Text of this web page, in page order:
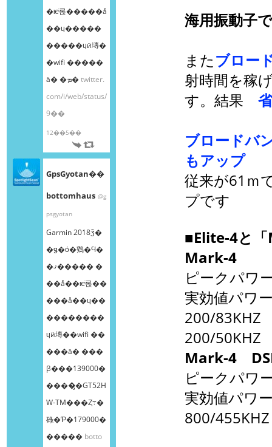
�ѥͥ롡�����å
��ɥ�����
�����ɥӥ塼�
�wifi �����
ä� �ܡ�twitter.
com/i/web/status/
9��
12��5��
GpsGyotan��
bottomhaus @g
psgyotan
Garmin 2018ǯ�
�ǥ�ȯ�䳫�Ϥ�
�ޤ����� �
��å��ѥͥ롡��
���å��ɥ��
��������
ɥӥ塼��wifi ��
���ä� ���
β���139000�
����̡�GT52H
W-TM���Ȥ߹�
碌�Ƥ�179000�
����� botto
海用振動子
またブロー
射時間を稼
す。結果
ブロードバ
もアップ
従来が61ｍ
プです
■Elite-4と
Mark-4
ピークパ
実効値パワ
200/
200/
Mark-4
ピークパ
実効値パワ
800/